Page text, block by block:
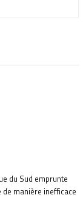
du Sud emprunte
manière inefficace